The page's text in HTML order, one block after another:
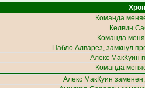
Команда
Келвин
Команда
Пабло Алварез, замкнул
Алекс МакКуин
Команда
Алекс МакКуин